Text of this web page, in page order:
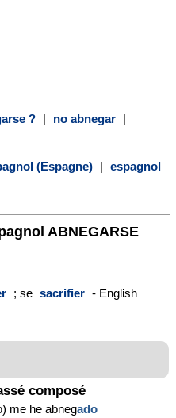
? | no abnegar |
(Espagne) | espagnol
ABNEGARSE
; se sacrifier - English
composé
me he abnegado